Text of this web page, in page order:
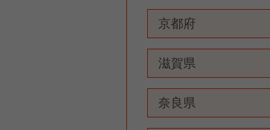
京都府
滋賀県
奈良県